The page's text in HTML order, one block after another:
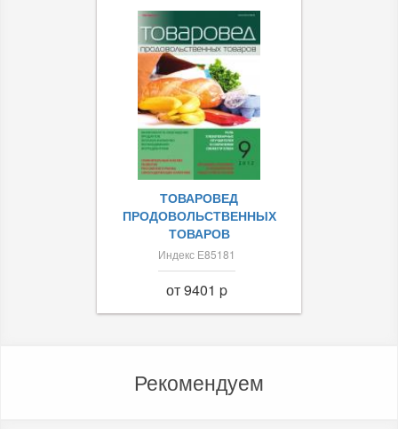
ТОВАРОВЕД
ПРОДОВОЛЬСТВЕННЫХ
ТОВАРОВ
Индекс Е85181
от 9401 p
Рекомендуем